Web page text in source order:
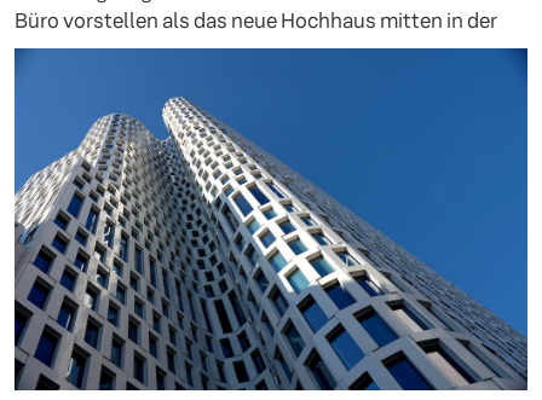
Büro vorstellen als das neue Hochhaus mitten in der